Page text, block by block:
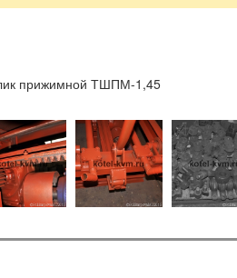
прижимной ТШПМ-1,45